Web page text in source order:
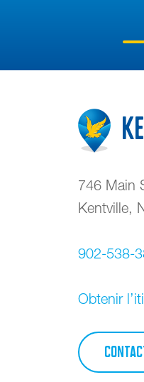
746 Main
Kentville
902-538-
Obtenir